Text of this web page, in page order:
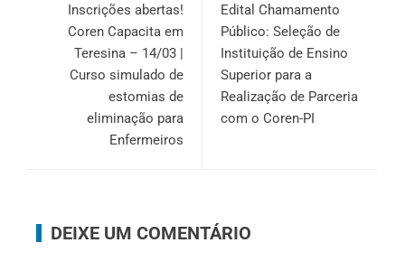
Inscrições abertas!
Coren Capacita em
Teresina – 14/03 |
Curso simulado de
estomias de
eliminação para
Enfermeiros
Edital Chamamento
Público: Seleção de
Instituição de Ensino
Superior para a
Realização de Parceria
com o Coren-PI
DEIXE UM COMENTÁRIO